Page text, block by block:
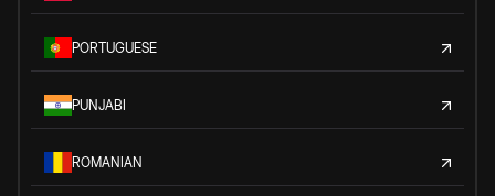
PORTUGUESE
PUNJABI
ROMANIAN